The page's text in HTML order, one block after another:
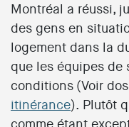
Montréal a réussi,
des gens en
logement dans la
que les équipes
conditions (Voir
itinérance). Plutôt